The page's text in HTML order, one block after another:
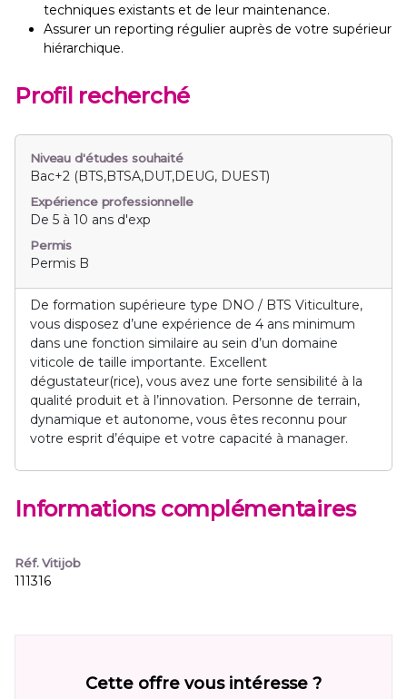
techniques existants et de leur maintenance.
Assurer un reporting régulier auprès de votre supérieur
hiérarchique.
Profil recherché
Niveau d'études souhaité
Bac+2 (BTS,BTSA,DUT,DEUG, DUEST)
Expérience professionnelle
De 5 à 10 ans d'exp
Permis
Permis B
De formation supérieure type DNO / BTS Viticulture,
vous disposez d’une expérience de 4 ans minimum
dans une fonction similaire au sein d’un domaine
viticole de taille importante. Excellent
dégustateur(rice), vous avez une forte sensibilité à la
qualité produit et à l’innovation. Personne de terrain,
dynamique et autonome, vous êtes reconnu pour
votre esprit d’équipe et votre capacité à manager.
Informations complémentaires
Réf. Vitijob
111316
Cette offre vous intéresse ?